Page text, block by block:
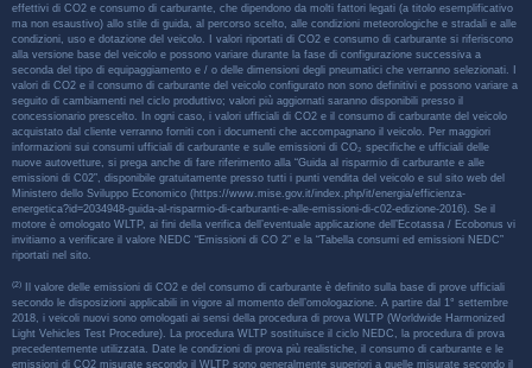
effettivi di CO2 e consumo di carburante, che dipendono da molti fattori legati (a titolo esemplificativo
ma non esaustivo) allo stile di guida, al percorso scelto, alle condizioni meteorologiche e stradali e alle
condizioni, uso e dotazione del veicolo. I valori riportati di CO2 e consumo di carburante si riferiscono
alla versione base del veicolo e possono variare durante la fase di configurazione successiva a
seconda del tipo di equipaggiamento e / o delle dimensioni degli pneumatici che verranno selezionati. I
valori di CO2 e il consumo di carburante del veicolo configurato non sono definitivi e possono variare a
seguito di cambiamenti nel ciclo produttivo; valori più aggiornati saranno disponibili presso il
concessionario prescelto. In ogni caso, i valori ufficiali di CO2 e il consumo di carburante del veicolo
acquistato dal cliente verranno forniti con i documenti che accompagnano il veicolo. Per maggiori
informazioni sui consumi ufficiali di carburante e sulle emissioni di CO₂ specifiche e ufficiali delle
nuove autovetture, si prega anche di fare riferimento alla “Guida al risparmio di carburante e alle
emissioni di C02”, disponibile gratuitamente presso tutti i punti vendita del veicolo e sul sito web del
Ministero dello Sviluppo Economico (https://www.mise.gov.it/index.php/it/energia/efficienza-
energetica?id=2034948-guida-al-risparmio-di-carburanti-e-alle-emissioni-di-c02-edizione-2016). Se il
motore è omologato WLTP, ai fini della verifica dell’eventuale applicazione dell’Ecotassa / Ecobonus vi
invitiamo a verificare il valore NEDC “Emissioni di CO 2” e la “Tabella consumi ed emissioni NEDC”
riportati nel sito.
(2)
Il valore delle emissioni di CO2 e del consumo di carburante è definito sulla base di prove ufficiali
secondo le disposizioni applicabili in vigore al momento dell’omologazione. A partire dal 1° settembre
2018, i veicoli nuovi sono omologati ai sensi della procedura di prova WLTP (Worldwide Harmonized
Light Vehicles Test Procedure). La procedura WLTP sostituisce il ciclo NEDC, la procedura di prova
precedentemente utilizzata. Date le condizioni di prova più realistiche, il consumo di carburante e le
emissioni di CO2 misurate secondo il WLTP sono generalmente superiori a quelle misurate secondo il